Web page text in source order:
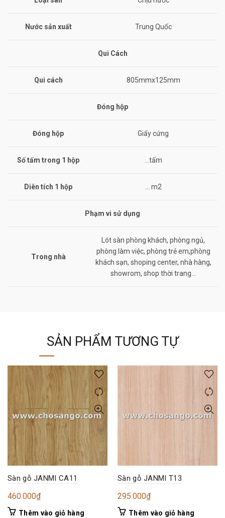
Nước sản xuất Trung Quốc
Qui Cách
Qui cách 805mmx125mm
Đóng hộp
Đóng hộp Giấy cứng
Số tấm trong 1 hộp …tấm
Diên tích 1 hộp … m2
Phạm vi sử dụng
Trong nhà
Lót sàn phòng khách, phòng ngủ,
phòng làm việc, phòng trẻ em,phòng
khách sạn, shoping center, nhà hàng,
showrom, shop thời trang…
SẢN PHẨM TƯƠNG TỰ
Sàn gỗ JANMI CA11
460.000₫
Thêm vào giỏ hàng
Sàn gỗ JANMI T13
295.000₫
Thêm vào giỏ hàng